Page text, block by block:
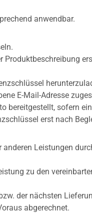
anwendbar.
E-Mail-Adresse
bereitgestellt, sofern
erst nach
Leistungen
zu den
der nächsten
abgerechnet.